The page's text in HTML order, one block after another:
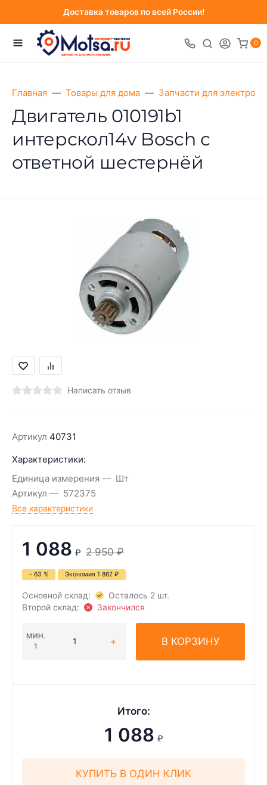
Доставка товаров по всей России!
0
Главная Товары для дома Запчасти для
Двигатель 010191b1
интерскол14v Bosch с
ответной шестернёй
Написать отзыв
Артикул 40731
Характеристики:
Единица измерения
Шт
Артикул
572375
Все характеристики
1 088 ₽ 2 950 ₽
- 63 % Экономия 1 862 ₽
Основной склад:
Осталось 2 шт.
Второй склад:
Закончился
МИН.
1
В КОРЗИНУ
Итого:
1 088 ₽
КУПИТЬ В ОДИН КЛИК